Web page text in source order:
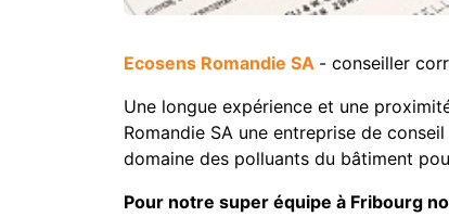
Ecosens Romandie SA - conseiller
Une longue expérience et une
Romandie SA une entreprise de
domaine des polluants du bâtiment
Pour notre super équipe à Fribourg